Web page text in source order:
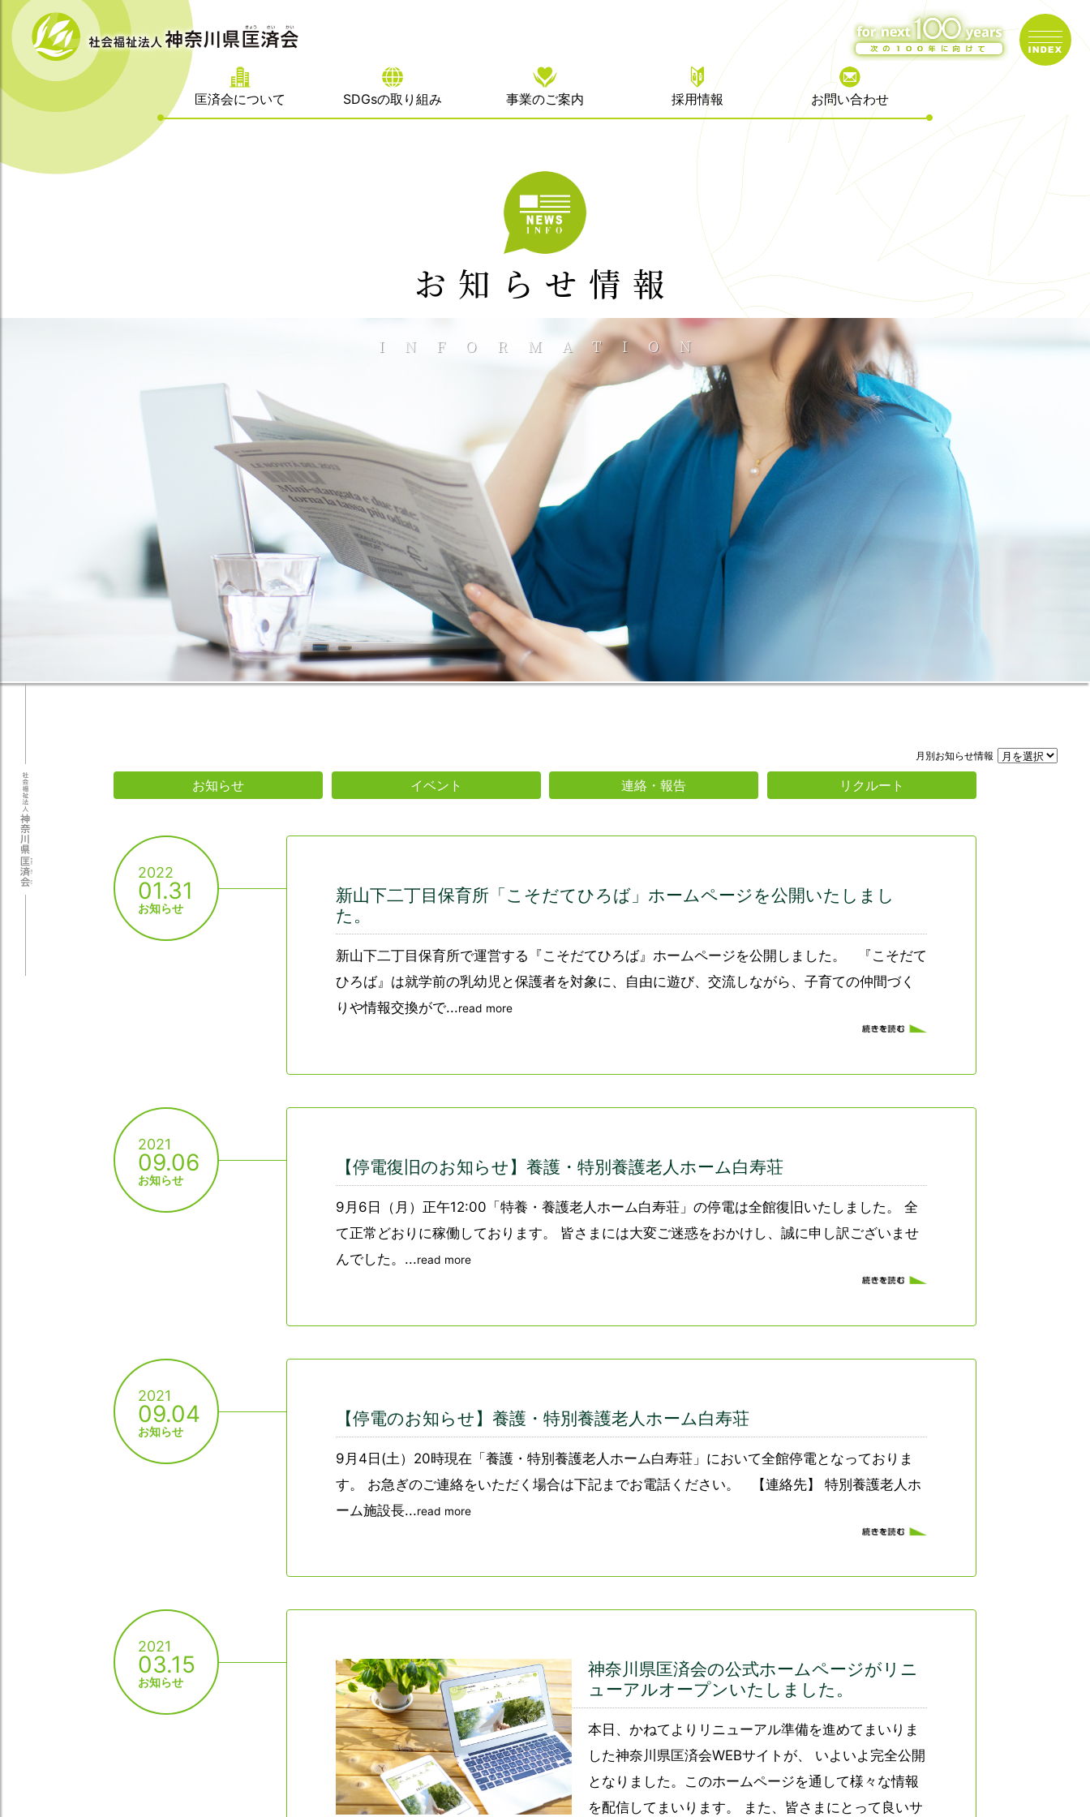
匡済会について SDGsの取り組み 事業のご案内 採用情報 お問い合わせ
お知らせ情報
INFORMATION
月別お知らせ情報
お知らせ イベント 連絡・報告 リクルート
2022
01.31
お知らせ
新山下二丁目保育所「こそだてひろば」ホームページを公開いたしまし
た。
新山下二丁目保育所で運営する『こそだてひろば』ホームページを公開しました。 『こそだて
ひろば』は就学前の乳幼児と保護者を対象に、自由に遊び、交流しながら、子育ての仲間づく
りや情報交換がで...read more
2021
09.06
お知らせ
【停電復旧のお知らせ】養護・特別養護老人ホーム白寿荘
9月6日（月）正午12:00「特養・養護老人ホーム白寿荘」の停電は全館復旧いたしました。 全
て正常どおりに稼働しております。 皆さまには大変ご迷惑をおかけし、誠に申し訳ございませ
んでした。...read more
2021
09.04
お知らせ
【停電のお知らせ】養護・特別養護老人ホーム白寿荘
9月4日(土）20時現在「養護・特別養護老人ホーム白寿荘」において全館停電となっておりま
す。 お急ぎのご連絡をいただく場合は下記までお電話ください。 【連絡先】 特別養護老人ホ
ーム施設長...read more
2021
03.15
お知らせ
神奈川県匡済会の公式ホームページがリニ
ューアルオープンいたしました。
本日、かねてよりリニューアル準備を進めてまいりま
した神奈川県匡済会WEBサイトが、 いよいよ完全公開
となりました。このホームページを通して様々な情報
を配信してまいります。 また、皆さまにとって良いサ